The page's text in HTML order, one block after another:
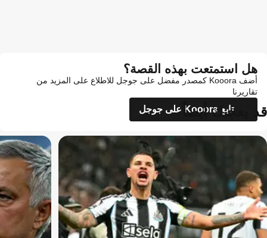
هل استمتعت بهذه القصة؟
أضف Kooora كمصدر مفضل على جوجل للاطلاع على المزيد من
تقاريرنا
تابع Kooora على جوجل
قد يعجبك أيضاً